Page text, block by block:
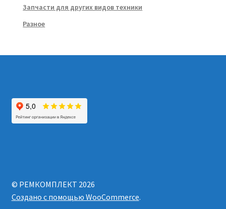
Запчасти для других видов техники
Разное
© РЕМКОМПЛЕКТ 2026
Создано с помощью WooCommerce.